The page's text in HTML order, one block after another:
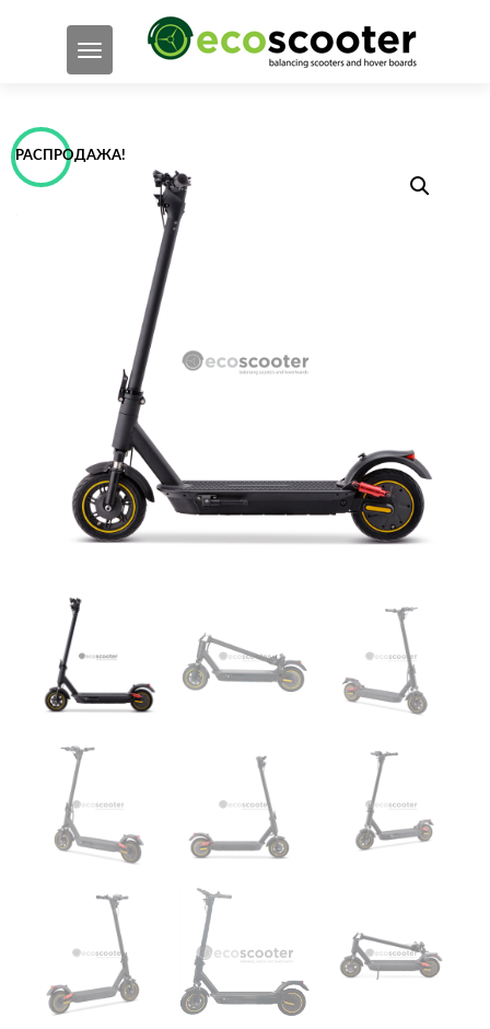
ПОКАЗАТЬ/СКРЫТЬ НАВИГАЦИЮ
РАСПРОДАЖА!